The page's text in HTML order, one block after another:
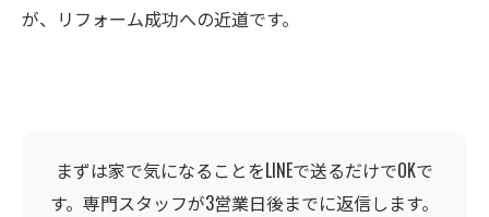
が、リフォーム成功への近道です。
まずは家で気になることをLINEで送るだけでOKで
す。専門スタッフが3営業日後までに返信します。